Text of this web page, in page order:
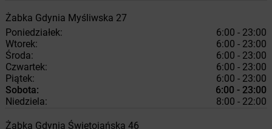
Żabka Gdynia Myśliwska 27
Poniedziałek:
6:00 - 23:00
Wtorek:
6:00 - 23:00
Środa:
6:00 - 23:00
Czwartek:
6:00 - 23:00
Piątek:
6:00 - 23:00
Sobota:
6:00 - 23:00
Niedziela:
8:00 - 22:00
Żabka Gdynia Świętojańska 46